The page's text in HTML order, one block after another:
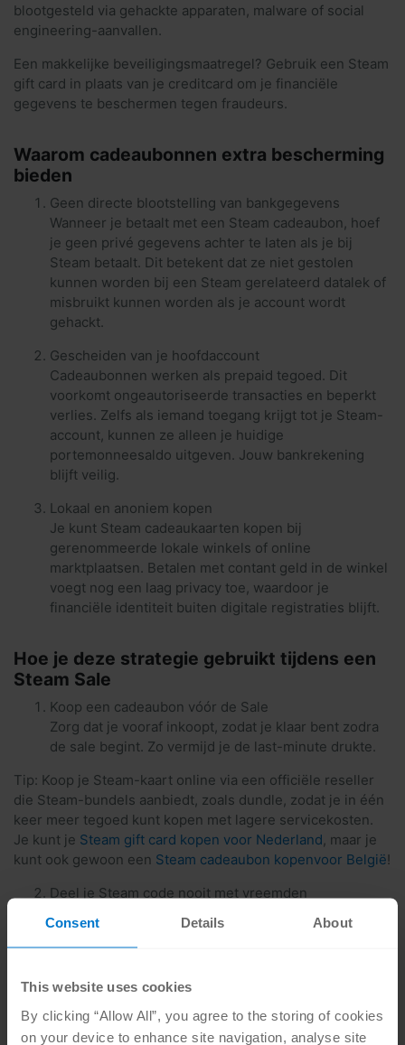
Consent Details About
This website uses cookies
By clicking “Allow All”, you agree to the storing of cookies
on your device to enhance site navigation, analyse site
blootgesteld via gehackte apparaten, malware of social
engineering-aanvallen.
Een makkelijke beveiligingsmaatregel? Gebruik een Steam
gift card in plaats van je creditcard om je financiële
gegevens te beschermen tegen fraudeurs.
Waarom cadeaubonnen extra bescherming
bieden
Geen directe blootstelling van bankgegevens
Wanneer je betaalt met een Steam cadeaubon, hoef
je geen privé gegevens achter te laten als je bij
Steam betaalt. Dit betekent dat ze niet gestolen
kunnen worden bij een Steam gerelateerd datalek of
misbruikt kunnen worden als je account wordt
gehackt.
Gescheiden van je hoofdaccount
Cadeaubonnen werken als prepaid tegoed. Dit
voorkomt ongeautoriseerde transacties en beperkt
verlies. Zelfs als iemand toegang krijgt tot je Steam-
account, kunnen ze alleen je huidige
portemonneesaldo uitgeven. Jouw bankrekening
blijft veilig.
Lokaal en anoniem kopen
Je kunt Steam cadeaukaarten kopen bij
gerenommeerde lokale winkels of online
marktplaatsen. Betalen met contant geld in de winkel
voegt nog een laag privacy toe, waardoor je
financiële identiteit buiten digitale registraties blijft.
Hoe je deze strategie gebruikt tijdens een
Steam Sale
Koop een cadeaubon vóór de Sale
Zorg dat je vooraf inkoopt, zodat je klaar bent zodra
de sale begint. Zo vermijd je de last-minute drukte.
Tip: Koop je Steam-kaart online via een officiële reseller
die Steam-bundels aanbiedt, zoals dundle, zodat je in één
keer meer tegoed kunt kopen met lagere servicekosten.
Je kunt je Steam gift card kopen voor Nederland , maar je
kunt ook gewoon een Steam cadeaubon kopenvoor België!
Deel je Steam code nooit met vreemden
online of offline met mensen die je niet ent.
Log in op Steam, ga naar "Steam-cadeaubon of
Het tegoed verschijnt direct in je portemonnee.